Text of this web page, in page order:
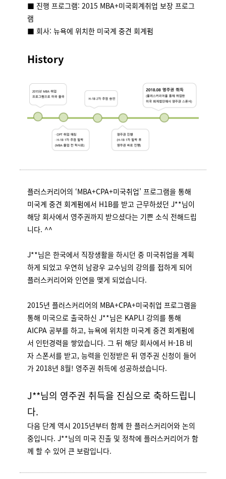
■ 진행 프로그램: 2015 MBA+미국회계취업 보장 프로그
램
■ 회사: 뉴욕에 위치한 미국계 중견 회계펌
History
플러스커리어의 ‘MBA+CPA+미국취업’ 프로그램을 통해
미국계 중견 회계펌에서 H1B를 받고 근무하셨던 J**님이
해당 회사에서 영주권까지 받으셨다는 기쁜 소식 전해드립
니다. ^^
J**님은 한국에서 직장생활을 하시던 중 미국취업을 계획
하게 되었고 우연히 남광우 교수님의 강의를 접하게 되어
플러스커리어와 인연을 맺게 되었습니다.
2015년 플러스커리어의 MBA+CPA+미국취업 프로그램을
통해 미국으로 출국하신 J**님은 KAPLI 강의를 통해
AICPA 공부를 하고, 뉴욕에 위치한 미국계 중견 회계펌에
서 인턴경력을 쌓았습니다. 그 뒤 해당 회사에서 H-1B 비
자 스폰서를 받고, 능력을 인정받은 뒤 영주권 신청이 들어
가 2018년 8월! 영주권 취득에 성공하셨습니다.
J**님의 영주권 취득을 진심으로 축하드립니
다.
다음 단계 역시 2015년부터 함께 한 플러스커리어와 논의
중입니다. J**님의 미국 진출 및 정착에 플러스커리어가 함
께 할 수 있어 큰 보람입니다.